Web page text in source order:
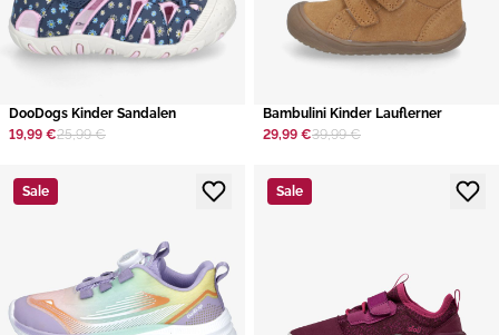
DooDogs Kinder Sandalen
19,99 €25,99 €
Bambulini Kinder Lauflerner
29,99 €39,99 €
Sale Sale